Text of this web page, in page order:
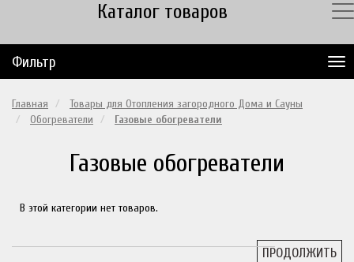
Каталог товаров
Фильтр
Главная
Товары для Отопления загородного Дома и Сауны
Обогреватели
Газовые обогреватели
Газовые обогреватели
В этой категории нет товаров.
ПРОДОЛЖИТЬ